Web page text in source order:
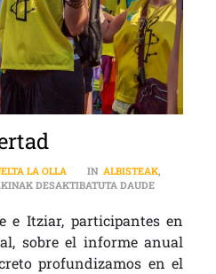
LA OLLA IN ALBISTEAK,
DESAKTIBATUTA DAUDEMUJER,
e Itziar, participantes en
sobre el informe anual
profundizamos en el